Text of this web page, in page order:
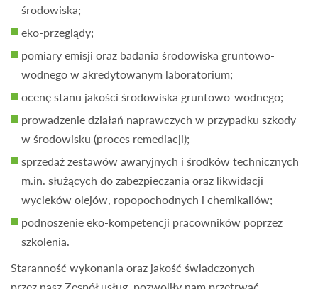
środowiska;
eko-przeglądy;
pomiary emisji oraz badania środowiska gruntowo-
wodnego w akredytowanym laboratorium;
ocenę stanu jakości środowiska gruntowo-wodnego;
prowadzenie działań naprawczych w przypadku szkody
w środowisku (proces remediacji);
sprzedaż zestawów awaryjnych i środków technicznych
m.in. służących do zabezpieczania oraz likwidacji
wycieków olejów, ropopochodnych i chemikaliów;
podnoszenie eko-kompetencji pracowników poprzez
szkolenia.
Staranność wykonania oraz jakość świadczonych